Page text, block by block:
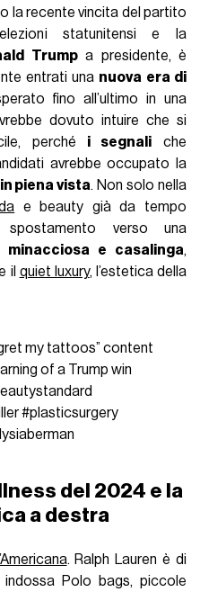
la recente vincita del partito
statunitensi e la
Trumpa presidente, è
entrati una nuova era di
fino all’ultimo in una
dovuto intuire che si
perché i segnali che
avrebbe occupato la
piena vista. Non solo nella
e beauty già da tempo
spostamento verso una
minacciosa e casalinga,
il quiet luxury, l’estetica della
my tattoos” content
of a Trump win
#plasticsurgery
del 2024 e la
a destra
Americana. Ralph Lauren è di
Polo bags, piccole